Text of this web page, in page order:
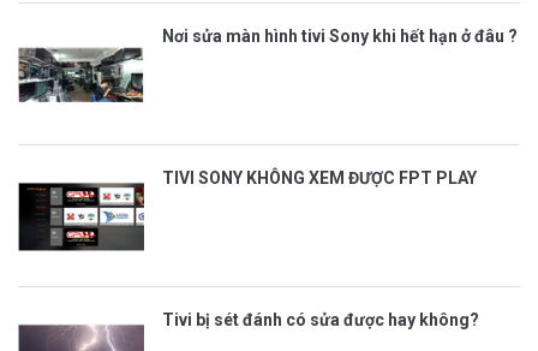
Nơi sửa màn hình tivi Sony khi hết hạn ở đâu ?
TIVI SONY KHÔNG XEM ĐƯỢC FPT PLAY
Tivi bị sét đánh có sửa được hay không?